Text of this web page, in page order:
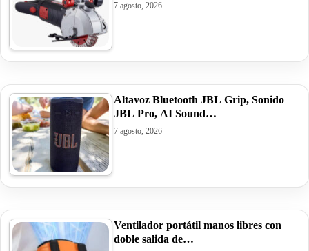
7 agosto, 2026
Altavoz Bluetooth JBL Grip, Sonido
JBL Pro, AI Sound…
7 agosto, 2026
Ventilador portátil manos libres con
doble salida de…